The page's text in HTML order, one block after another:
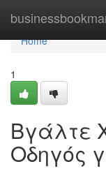
Home
Home
1
Βγάλτε
Οδηγός